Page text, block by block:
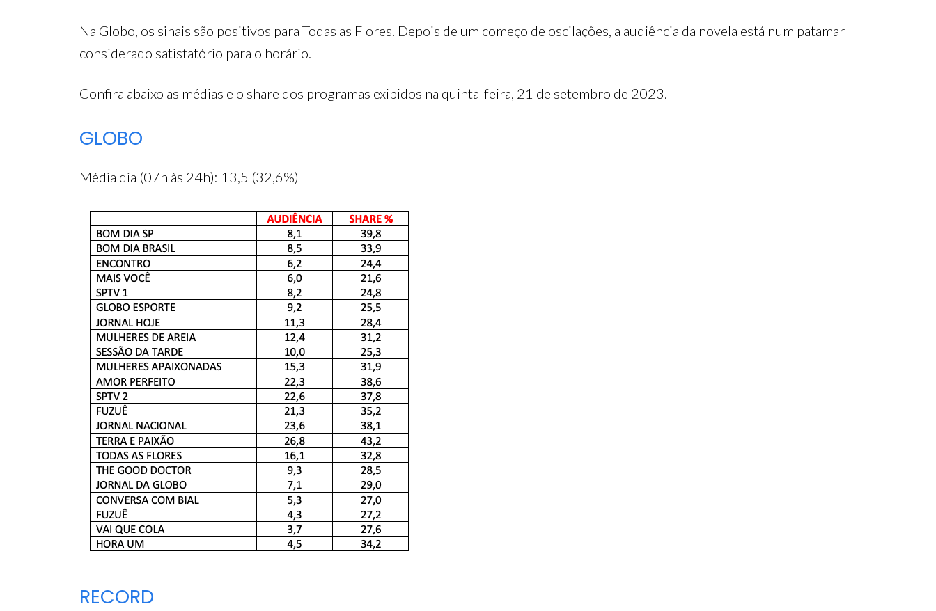
Na Globo, os sinais são positivos para Todas as Flores. Depois de um começo de oscilações, a audiência da novela está num patamar
considerado satisfatório para o horário.
Confira abaixo as médias e o share dos programas exibidos na quinta-feira, 21 de setembro de 2023.
GLOBO
Média dia (07h às 24h): 13,5 (32,6%)
RECORD